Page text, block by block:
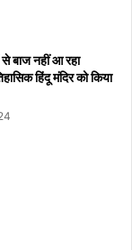
बाज नहीं आ रहा
हिंदू मंदिर को किया